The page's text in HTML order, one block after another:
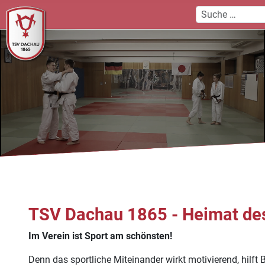
TSV Dachau 1865 - Heimat
Im Verein ist Sport am schönsten!
Denn das sportliche Miteinander wirkt motivierend, hilft